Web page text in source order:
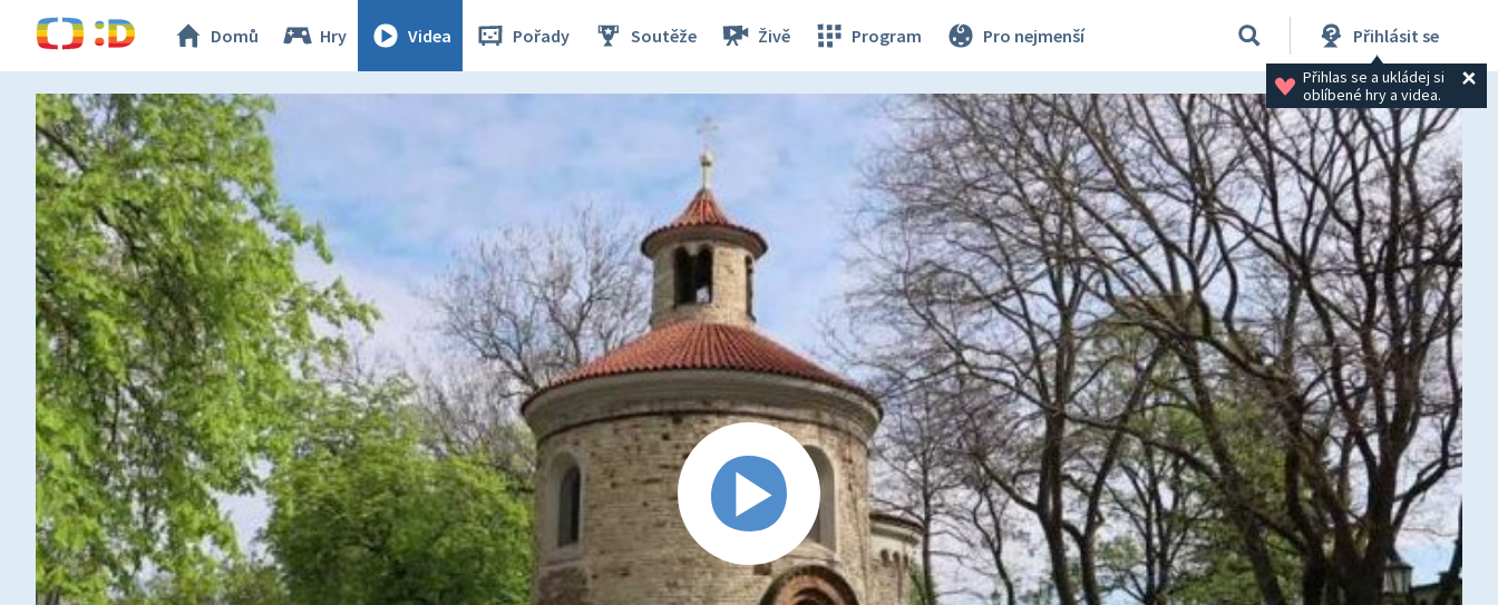
Domů Hry Videa Pořady Soutěže Živě Program Pro nejmenší Přihlásit se
Přihlas se a ukládej si
oblíbené hry a videa.